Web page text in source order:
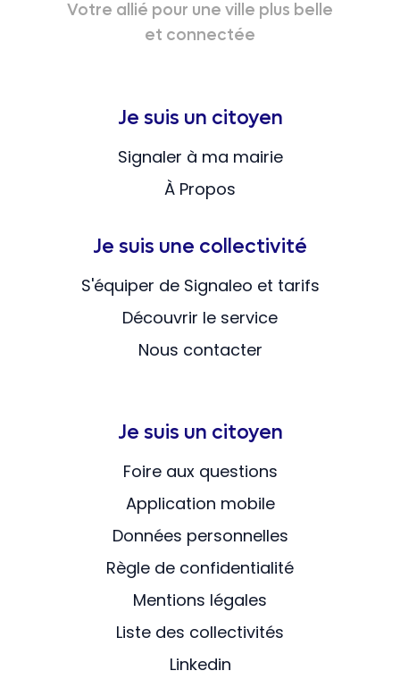
Votre allié pour une ville plus belle
et connectée
Je suis un citoyen
Signaler à ma mairie
À Propos
Je suis une collectivité
S'équiper de Signaleo et tarifs
Découvrir le service
Nous contacter
Je suis un citoyen
Foire aux questions
Application mobile
Données personnelles
Règle de confidentialité
Mentions légales
Liste des collectivités
Linkedin